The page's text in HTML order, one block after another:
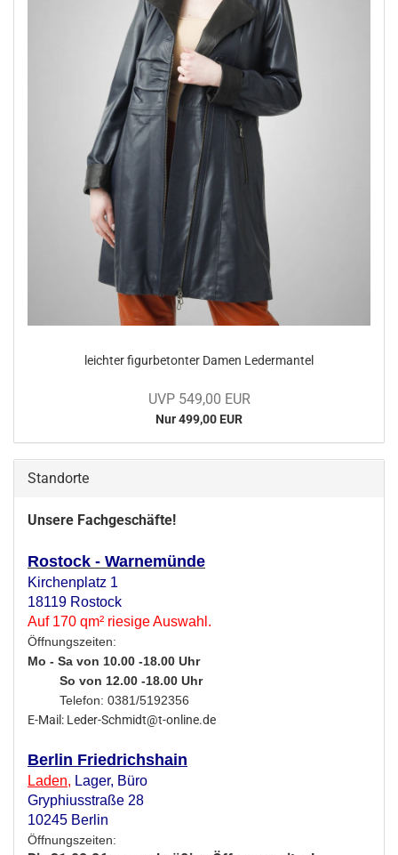
leich­ter fi­gur­be­ton­ter Damen Le­der­man­tel
UVP 549,00 EUR
Nur 499,00 EUR
Standorte
Unsere Fachgeschäfte!
Rostock - Warnemünde
Kirchenplatz 1
18119 Rostock
Auf 170 qm² riesige Auswahl.
Öffnungszeiten:
Mo - Sa von 10.00 -18.00 Uhr
So von 12.00 -18.00 Uhr
Telefon: 0381/5192356
E-Mail: Leder-Schmidt@t-online.de
Berlin Friedrichshain
Laden, Lager, Büro
Gryphiusstraße 28
10245 Berlin
Öffnungszeiten: